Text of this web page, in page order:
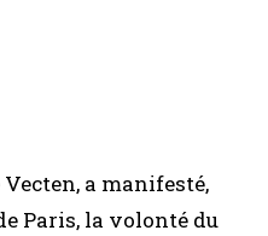
a manifesté,
Paris, la volonté du